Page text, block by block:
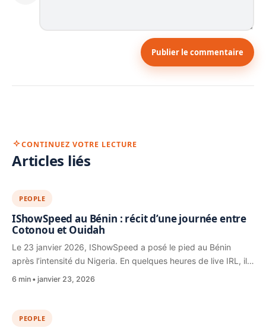
Publier le commentaire
CONTINUEZ VOTRE LECTURE
Articles liés
PEOPLE
IShowSpeed au Bénin : récit d’une journée entre
Cotonou et Ouidah
Le 23 janvier 2026, IShowSpeed a posé le pied au Bénin
après l’intensité du Nigeria. En quelques heures de live IRL, il…
6 min janvier 23, 2026
PEOPLE